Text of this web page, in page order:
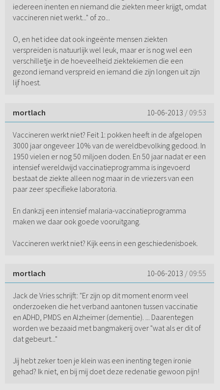
iedereen inenten en niemand die ziekten meer krijgt, omdat
vaccineren niet werkt..." of zo...
O, en het idee dat ook ingeënte mensen ziekten
verspreiden is natuurlijk wel leuk, maar er is nog wel een
verschilletje in de hoeveelheid ziektekiemen die een
gezond iemand verspreid en iemand die zijn longen uit zijn
lijf hoest.
mortlach 10-06-2013 / 09:53
Vaccineren werkt niet? Feit 1: pokken heeft in de afgelopen
3000 jaar ongeveer 10% van de wereldbevolking gedood. In
1950 vielen er nog 50 miljoen doden. En 50 jaar nadat er een
intensief wereldwijd vaccinatieprogramma is ingevoerd
bestaat de ziekte alleen nog maar in de vriezers van een
paar zeer specifieke laboratoria.
En dankzij een intensief malaria-vaccinatieprogramma
maken we daar ook goede vooruitgang.
Vaccineren werkt niet? Kijk eens in een geschiedenisboek.
mortlach 10-06-2013 / 09:55
Jack de Vries schrijft: "Er zijn op dit moment enorm veel
onderzoeken die het verband aantonen tussen vaccinatie
en ADHD, PMDS en Alzheimer (dementie). ... Daarentegen
worden we bezaaid met bangmakerij over "wat als er dit of
dat gebeurt..."
Jij hebt zeker toen je klein was een inenting tegen ironie
gehad? Ik niet, en bij mij doet deze redenatie gewoon pijn!